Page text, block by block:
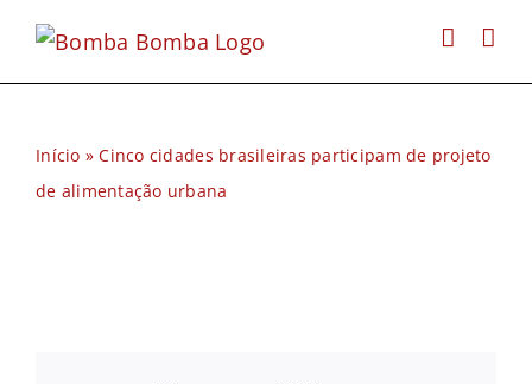
para
o
Início »Cinco cidades brasileiras participam de projeto
de alimentação urbana